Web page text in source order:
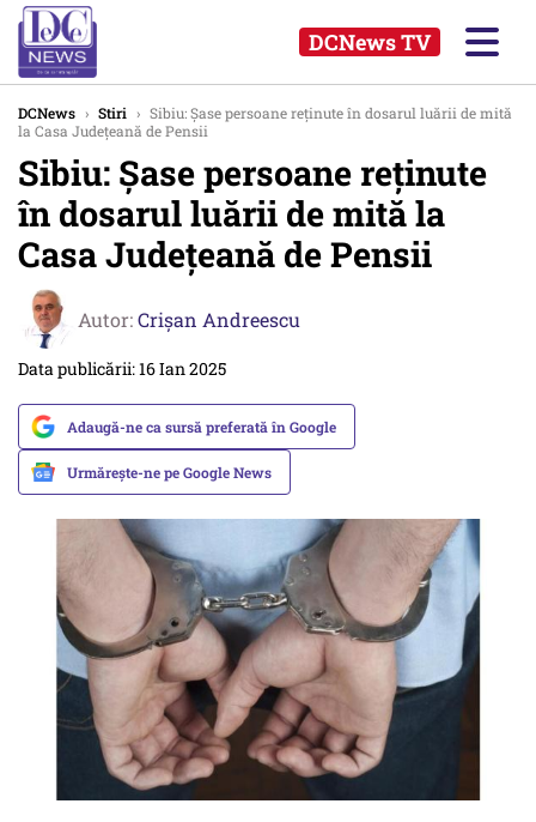
DCNews TV
DCNews › Stiri › Sibiu: Şase persoane reţinute în dosarul luării de mită
la Casa Judeţeană de Pensii
Sibiu: Şase persoane reţinute
în dosarul luării de mită la
Casa Judeţeană de Pensii
Autor:Crişan Andreescu
Data publicării: 16 Ian 2025
Adaugă-ne ca sursă preferată în Google
Urmărește-ne pe Google News